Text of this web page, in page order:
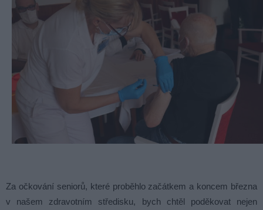
Za očkování seniorů, které proběhlo začátkem a koncem března
v našem zdravotním středisku, bych chtěl poděkovat nejen